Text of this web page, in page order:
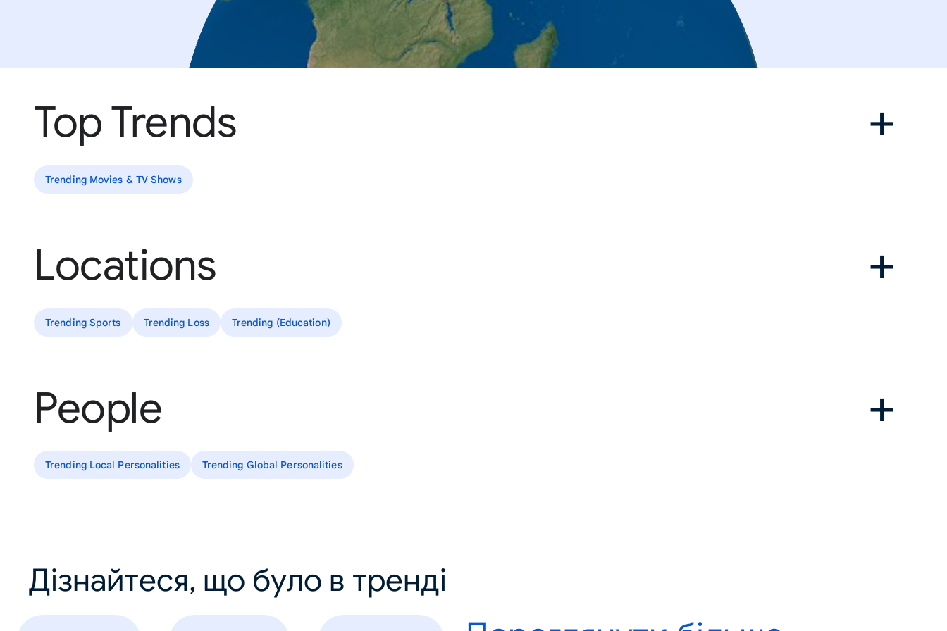
Top Trends
Trending Movies & TV Shows
Locations
Trending Sports Trending Loss Trending (Education)
People
Trending Local Personalities Trending Global Personalities
Дізнайтеся, що було в тренді